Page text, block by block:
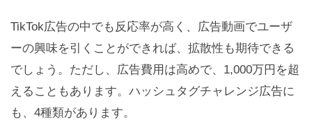
TikTok広告の中でも反応率が高く、広告動画でユーザ
ーの興味を引くことができれば、拡散性も期待できる
でしょう。ただし、広告費用は高めで、1,000万円を超
えることもあります。ハッシュタグチャレンジ広告に
も、4種類があります。